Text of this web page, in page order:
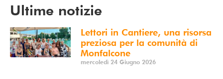
Ultime notizie
Lettori in Cantiere, una risorsa
preziosa per la comunità di
Monfalcone
mercoledì 24 Giugno 2026